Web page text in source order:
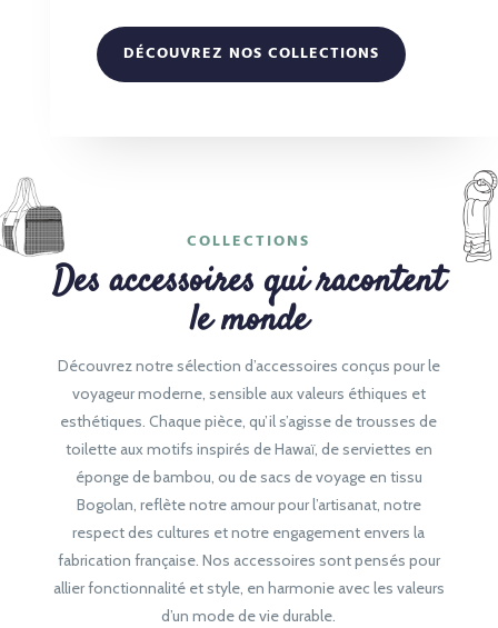
DÉCOUVREZ NOS COLLECTIONS
COLLECTIONS
Des accessoires qui racontent
le monde
Découvrez notre sélection d’accessoires conçus pour le
voyageur moderne, sensible aux valeurs éthiques et
esthétiques. Chaque pièce, qu’il s’agisse de trousses de
toilette aux motifs inspirés de Hawaï, de serviettes en
éponge de bambou, ou de sacs de voyage en tissu
Bogolan, reflète notre amour pour l’artisanat, notre
respect des cultures et notre engagement envers la
fabrication française. Nos accessoires sont pensés pour
allier fonctionnalité et style, en harmonie avec les valeurs
d’un mode de vie durable.